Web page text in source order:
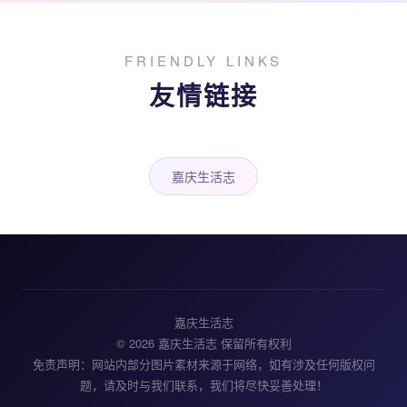
FRIENDLY LINKS
友情链接
嘉庆生活志
嘉庆生活志
© 2026 嘉庆生活志 保留所有权利
免责声明：网站内部分图片素材来源于网络，如有涉及任何版权问
题，请及时与我们联系，我们将尽快妥善处理！